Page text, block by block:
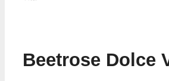
Beetrose Dolce